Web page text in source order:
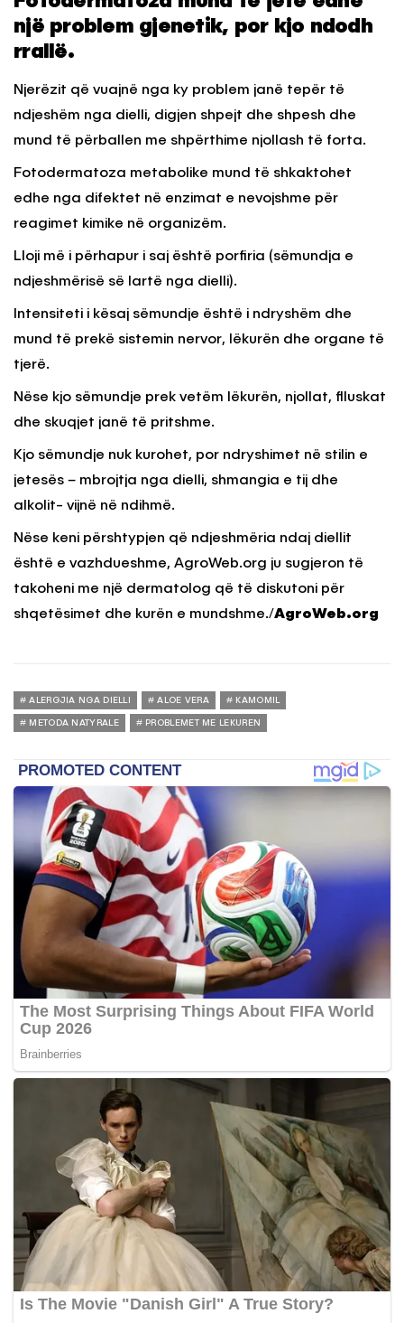
një problem gjenetik, por kjo ndodh
rrallë.
Njerëzit që vuajnë nga ky problem janë tepër të
ndjeshëm nga dielli, digjen shpejt dhe shpesh dhe
mund të përballen me shpërthime njollash të forta.
Fotodermatoza metabolike mund të shkaktohet
edhe nga difektet në enzimat e nevojshme për
reagimet kimike në organizëm.
Lloji më i përhapur i saj është porfiria (sëmundja e
ndjeshmërisë së lartë nga dielli).
Intensiteti i kësaj sëmundje është i ndryshëm dhe
mund të prekë sistemin nervor, lëkurën dhe organe të
tjerë.
Nëse kjo sëmundje prek vetëm lëkurën, njollat, flluskat
dhe skuqjet janë të pritshme.
Kjo sëmundje nuk kurohet, por ndryshimet në stilin e
jetesës – mbrojtja nga dielli, shmangia e tij dhe
alkolit- vijnë në ndihmë.
Nëse keni përshtypjen që ndjeshmëria ndaj diellit
është e vazhdueshme, AgroWeb.org ju sugjeron të
takoheni me një dermatolog që të diskutoni për
shqetësimet dhe kurën e mundshme./AgroWeb.org
ALERGJIA NGA DIELLI ALOE VERA KAMOMIL
METODA NATYRALE PROBLEMET ME LEKUREN